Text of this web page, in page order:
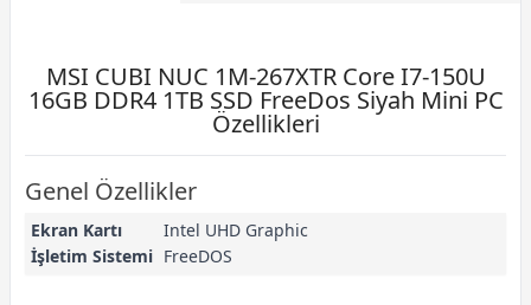
MSI CUBI NUC 1M-267XTR Core I7-150U
16GB DDR4 1TB SSD FreeDos Siyah Mini PC
Özellikleri
Genel Özellikler
Ekran Kartı
Intel UHD Graphic
İşletim Sistemi FreeDOS